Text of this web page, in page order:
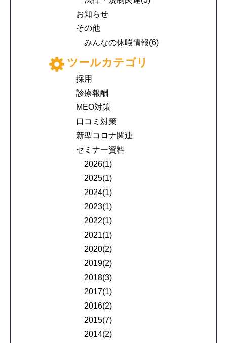
お知らせ
その他
みんなの休暇情報(6)
ツールカテゴリ
採用
診療報酬
MEO対策
口コミ対策
新型コロナ関連
セミナー資料
2026(1)
2025(1)
2024(1)
2023(1)
2022(1)
2021(1)
2020(2)
2019(2)
2018(3)
2017(1)
2016(2)
2015(7)
2014(2)